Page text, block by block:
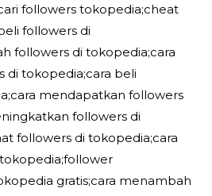
followers tokopedia;cheat
followers di
followers di tokopedia;cara
di tokopedia;cara beli
mendapatkan followers
followers di
followers di tokopedia;cara
gratis;cara menambah